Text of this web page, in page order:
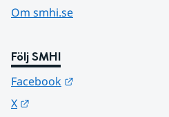
Om smhi.se
Följ SMHI
Facebook
X